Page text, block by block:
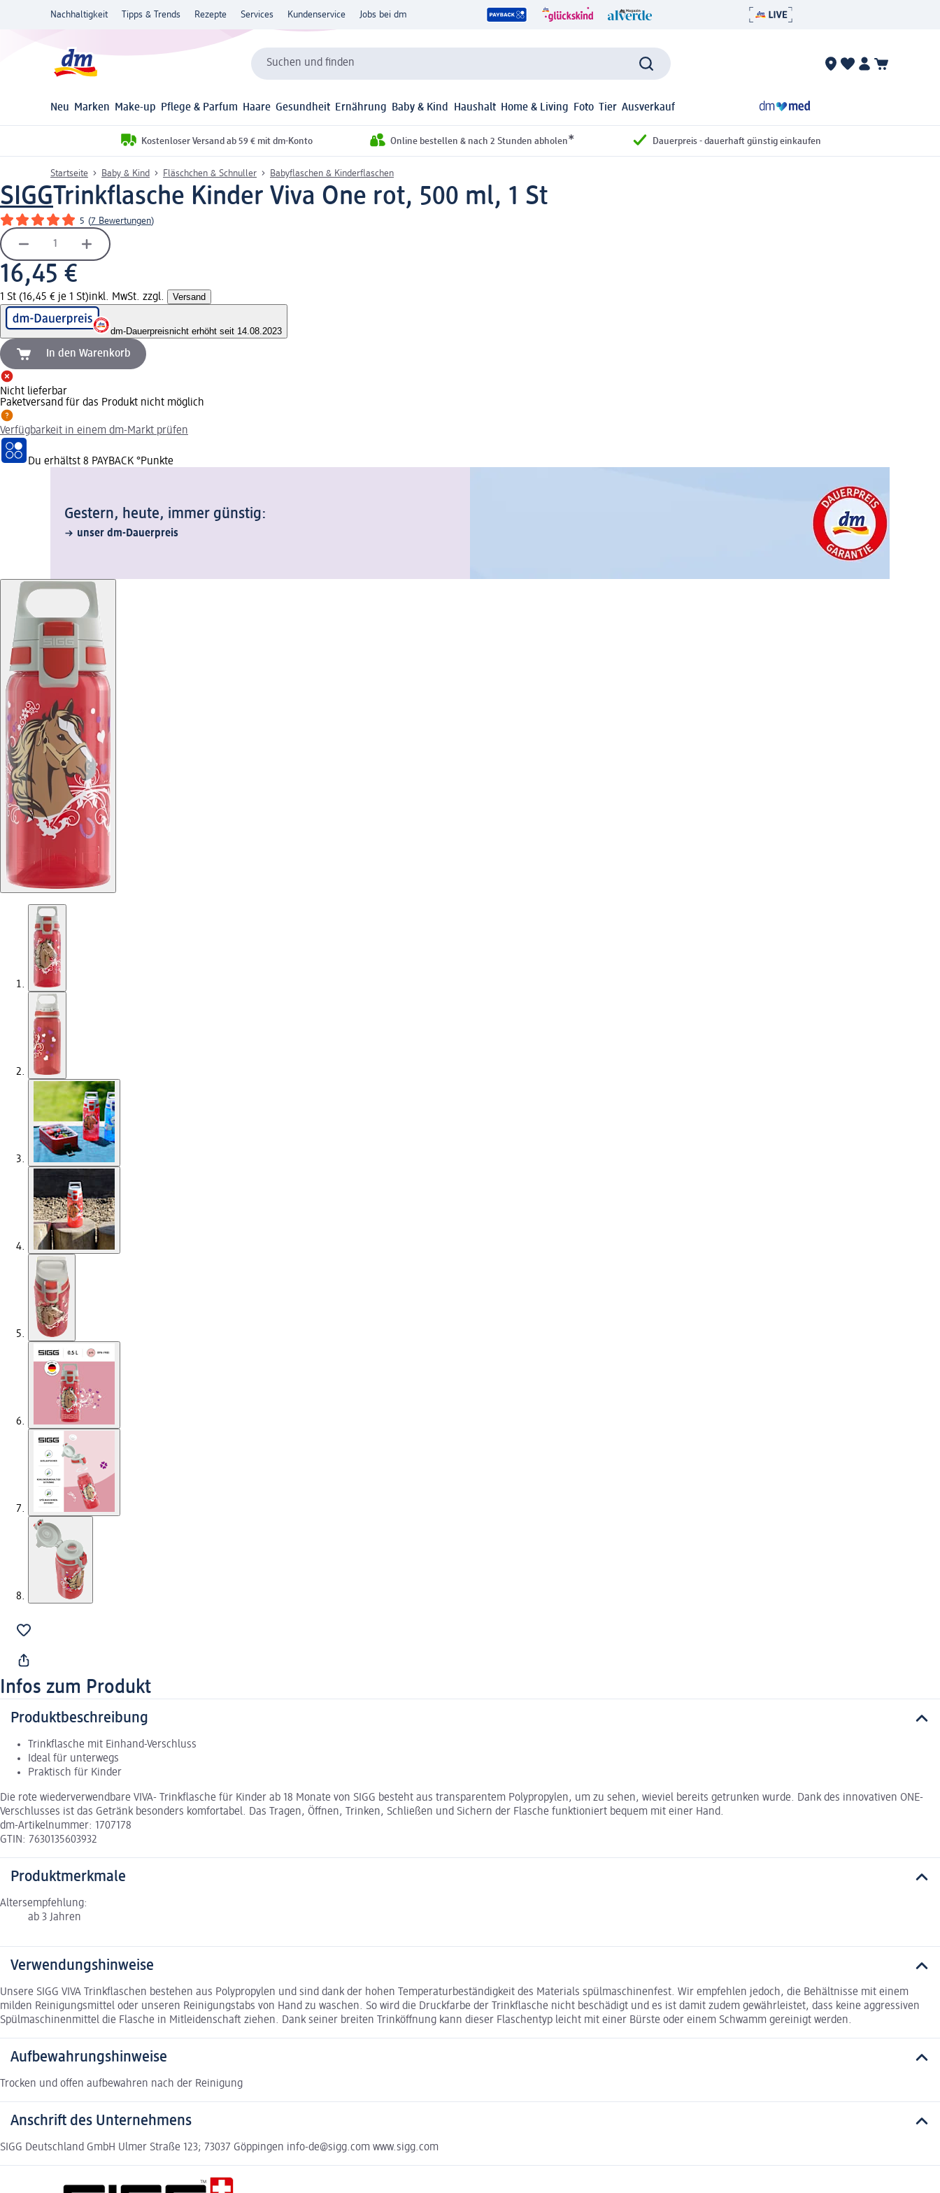
Nachhaltigkeit Tipps & Trends Rezepte Services Kundenservice Jobs bei dm
Suchen und finden
Neu Marken Make-up Pflege & Parfum Haare Gesundheit Ernährung Baby & Kind Haushalt Home & Living Foto Tier Ausverkauf
Kostenloser Versand ab 59 € mit dm-Konto Online bestellen & nach 2 Stunden abholen* Dauerpreis - dauerhaft günstig einkaufen
Startseite Baby & Kind Fläschchen & Schnuller Babyflaschen & Kinderflaschen
SIGGTrinkflasche Kinder Viva One rot, 500 ml, 1 St
5 (7 Bewertungen)
16,45 €
1 St (16,45 € je 1 St)inkl. MwSt. zzgl. Versand
dm-Dauerpreisnicht erhöht seit 14.08.2023
In den Warenkorb
Nicht lieferbar
Paketversand für das Produkt nicht möglich
Verfügbarkeit in einem dm-Markt prüfen
Du erhältst 8 PAYBACK °Punkte
Gestern, heute, immer günstig:
unser dm-Dauerpreis
Infos zum Produkt
Produktbeschreibung
Trinkflasche mit Einhand-Verschluss
Ideal für unterwegs
Praktisch für Kinder
Die rote wiederverwendbare VIVA- Trinkflasche für Kinder ab 18 Monate von SIGG besteht aus transparentem Polypropylen, um zu sehen, wieviel bereits getrunken wurde. Dank des innovativen ONE-
Verschlusses ist das Getränk besonders komfortabel. Das Tragen, Öffnen, Trinken, Schließen und Sichern der Flasche funktioniert bequem mit einer Hand.
dm-Artikelnummer: 1707178
GTIN: 7630135603932
Produktmerkmale
Altersempfehlung:
ab 3 Jahren
Verwendungshinweise
Unsere SIGG VIVA Trinkflaschen bestehen aus Polypropylen und sind dank der hohen Temperaturbeständigkeit des Materials spülmaschinenfest. Wir empfehlen jedoch, die Behältnisse mit einem
milden Reinigungsmittel oder unseren Reinigungstabs von Hand zu waschen. So wird die Druckfarbe der Trinkflasche nicht beschädigt und es ist damit zudem gewährleistet, dass keine aggressiven
Spülmaschinenmittel die Flasche in Mitleidenschaft ziehen. Dank seiner breiten Trinköffnung kann dieser Flaschentyp leicht mit einer Bürste oder einem Schwamm gereinigt werden.
Aufbewahrungshinweise
Trocken und offen aufbewahren nach der Reinigung
Anschrift des Unternehmens
SIGG Deutschland GmbH Ulmer Straße 123; 73037 Göppingen info-de@sigg.com www.sigg.com